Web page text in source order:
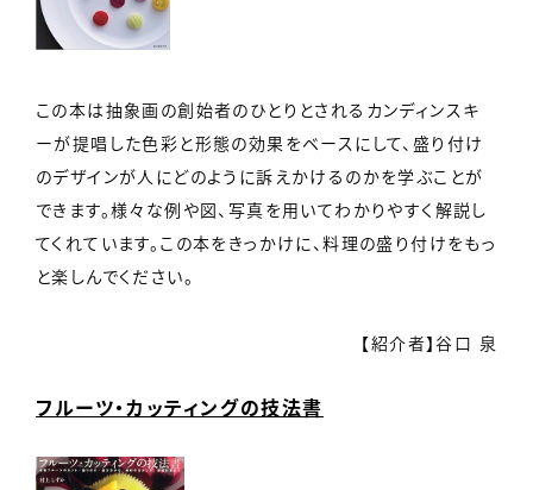
この本は抽象画の創始者のひとりとされるカンディンスキ
ーが提唱した色彩と形態の効果をベースにして、盛り付け
のデザインが人にどのように訴えかけるのかを学ぶことが
できます。様々な例や図、写真を用いてわかりやすく解説し
てくれています。この本をきっかけに、料理の盛り付けをもっ
と楽しんでください。
【紹介者】谷口 泉
フルーツ・カッティングの技法書